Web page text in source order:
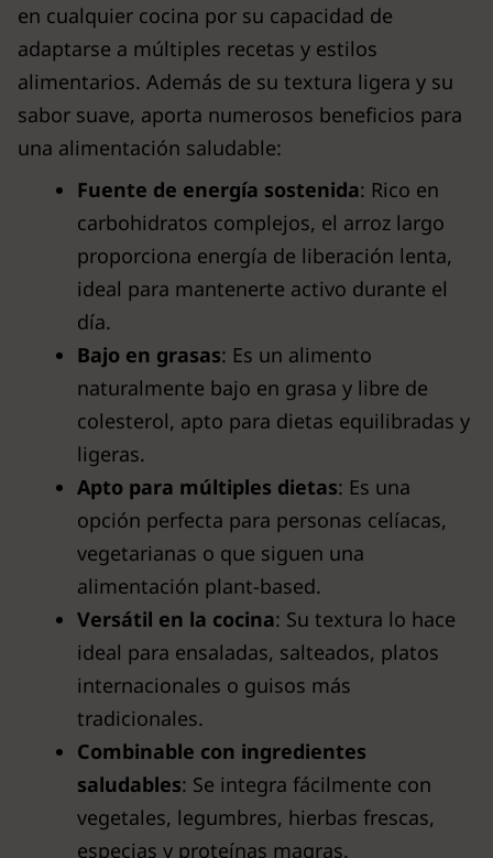
en cualquier cocina por su capacidad de
adaptarse a múltiples recetas y estilos
alimentarios. Además de su textura ligera y su
sabor suave, aporta numerosos beneficios para
una alimentación saludable:
Fuente de energía sostenida: Rico en
carbohidratos complejos, el arroz largo
proporciona energía de liberación lenta,
ideal para mantenerte activo durante el
día.
Bajo en grasas: Es un alimento
naturalmente bajo en grasa y libre de
colesterol, apto para dietas equilibradas y
ligeras.
Apto para múltiples dietas: Es una
opción perfecta para personas celíacas,
vegetarianas o que siguen una
alimentación plant-based.
Versátil en la cocina: Su textura lo hace
ideal para ensaladas, salteados, platos
internacionales o guisos más
tradicionales.
Combinable con ingredientes
saludables: Se integra fácilmente con
vegetales, legumbres, hierbas frescas,
especias y proteínas magras.